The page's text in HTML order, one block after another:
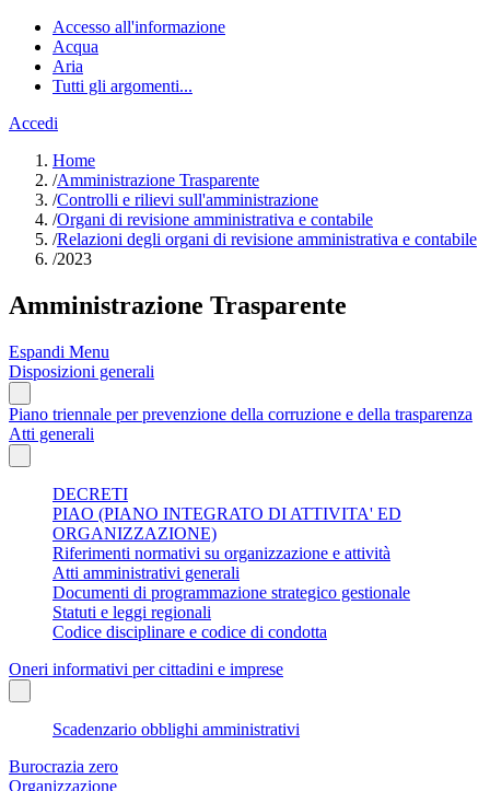
Accesso all'informazione
Acqua
Aria
Tutti gli argomenti...
Accedi
Home
/Amministrazione Trasparente
/Controlli e rilievi sull'amministrazione
/Organi di revisione amministrativa e contabile
/Relazioni degli organi di revisione amministrativa e contabile
/2023
Amministrazione Trasparente
Espandi Menu
Disposizioni generali
Piano triennale per prevenzione della corruzione e della trasparenza
Atti generali
DECRETI
PIAO (PIANO INTEGRATO DI ATTIVITA' ED
ORGANIZZAZIONE)
Riferimenti normativi su organizzazione e attività
Atti amministrativi generali
Documenti di programmazione strategico gestionale
Statuti e leggi regionali
Codice disciplinare e codice di condotta
Oneri informativi per cittadini e imprese
Scadenzario obblighi amministrativi
Burocrazia zero
Organizzazione